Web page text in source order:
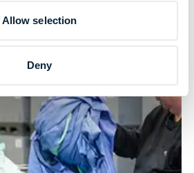
Allow selection
Deny